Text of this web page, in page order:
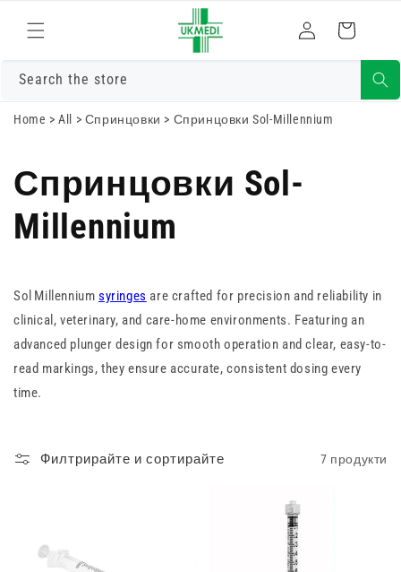
към
съдържанието
Влизам Количка
Search the store
Home >All > Спринцовки > Спринцовки Sol-Millennium
Спринцовки Sol-
Millennium
Sol Millennium syringes are crafted for precision and reliability in
clinical, veterinary, and care-home environments. Featuring an
advanced plunger design for smooth operation and clear, easy-to-
read markings, they ensure accurate, consistent dosing every
time.
Филтрирайте и сортирайте 7 продукти